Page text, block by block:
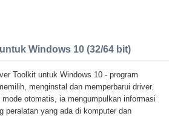
Windows 10 (32/64 bit)
Toolkit untuk Windows 10 - program
menginstal dan memperbarui driver.
mode otomatis, ia mengumpulkan informasi
peralatan yang ada di komputer dan